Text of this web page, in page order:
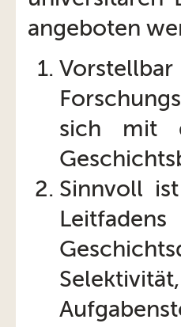
angeboten
sich mit
Sinnvoll